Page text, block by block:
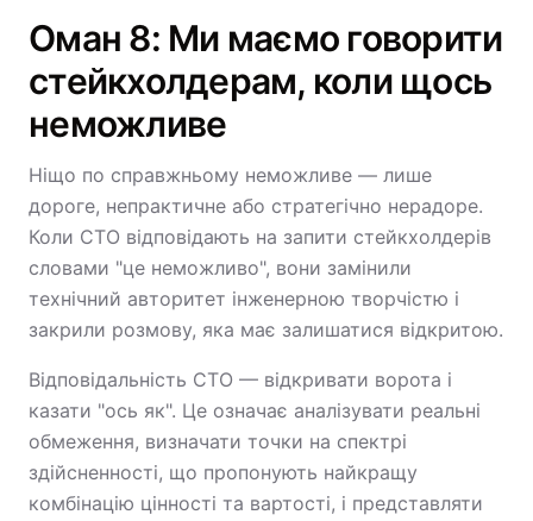
Оман 8: Ми маємо говорити
стейкхолдерам, коли щось
неможливе
Ніщо по справжньому неможливе — лише
дороге, непрактичне або стратегічно нерадоре.
Коли CTO відповідають на запити стейкхолдерів
словами "це неможливо", вони замінили
технічний авторитет інженерною творчістю і
закрили розмову, яка має залишатися відкритою.
Відповідальність CTO — відкривати ворота і
казати "ось як". Це означає аналізувати реальні
обмеження, визначати точки на спектрі
здійсненності, що пропонують найкращу
комбінацію цінності та вартості, і представляти